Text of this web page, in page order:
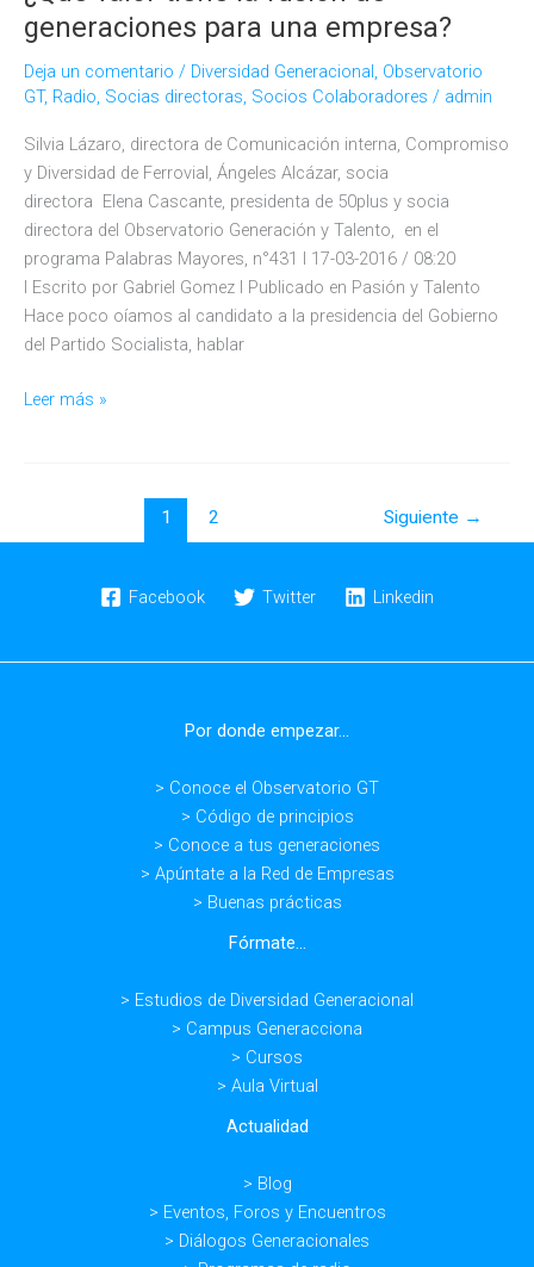
generaciones para una empresa?
Deja un comentario / Diversidad Generacional, Observatorio
GT, Radio, Socias directoras, Socios Colaboradores / admin
Silvia Lázaro, directora de Comunicación interna, Compromiso
y Diversidad de Ferrovial, Ángeles Alcázar, socia
directora Elena Cascante, presidenta de 50plus y socia
directora del Observatorio Generación y Talento, en el
programa Palabras Mayores, n°431 l 17-03-2016 / 08:20
l Escrito por Gabriel Gomez l Publicado en Pasión y Talento
Hace poco oíamos al candidato a la presidencia del Gobierno
del Partido Socialista, hablar
¿Qué
de
Leer más »
1 2 Siguiente →
Facebook Twitter Linkedin
Por donde empezar...
> Conoce el Observatorio GT
> Código de principios
> Conoce a tus generaciones
> Apúntate a la Red de Empresas
> Buenas prácticas
Fórmate...
> Estudios de Diversidad Generacional
> Campus Generacciona
> Cursos
> Aula Virtual
Actualidad
> Blog
> Eventos, Foros y Encuentros
> Diálogos Generacionales